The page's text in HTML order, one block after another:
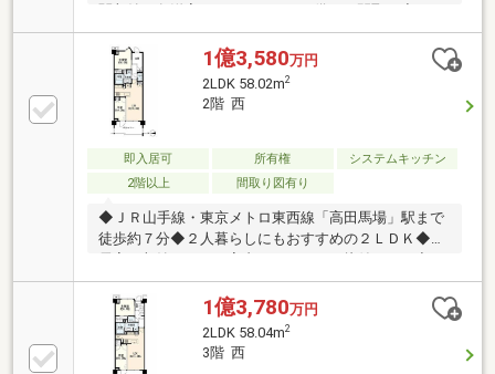
ディブースやゲストルームなど共用施設が充実◆現在
空室の為、即引渡し可能です【株式会社リビングライ
フ】創業35年の信頼で未公開情報多数のリビングライ
フがご紹介します。宅建士×FP×住宅ローンアドバイザ
ーの資格を併せ持つ『ライフ・エキスパート・プラン
ナー』がお客様の老後も見据えたライフプランを無料
作成。お気軽にご相談下さい！☆物件のお問合せは
〈0120-502-278〉☆
1億3,580万円
2LDK 58.02m2
2階 西
即入居可 所有権
システムキッチン
2階以上
間取り図有り
◆ＪＲ山手線・東京メトロ東西線「高田馬場」駅まで
徒歩約７分◆２人暮らしにもおすすめの２ＬＤＫ◆各
ーティールームやキッズコーナーなど共用施設が充実
◆現在空室の為、即引渡し可能です【株式会社リビン
グライフ】創業35年の信頼で未公開情報多数のリビン
グライフがご紹介します。宅建士×FP×住宅ローンアド
バイザーの資格を併せ持つ『ライフ・エキスパート・
1億3,780万円
2LDK 58.04m2
3階 西